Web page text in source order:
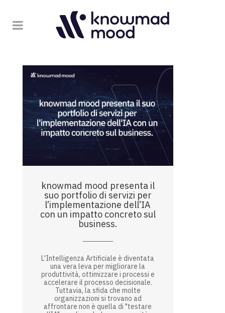
knowmad mood presenta il
suo portfolio di servizi per
l’implementazione dell’IA
con un impatto concreto sul
business.
L'Intelligenza Artificiale è diventata
una vera leva per migliorare la
produttività, ottimizzare i processi e
accelerare il processo decisionale.
Tuttavia, la sfida che molte
organizzazioni si trovano ad
affrontare non è quella di "testare